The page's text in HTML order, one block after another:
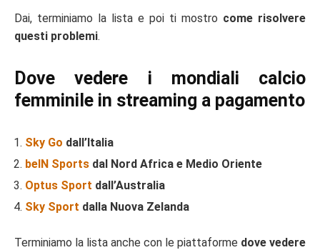
Dai, terminiamo la lista e poi ti mostro come risolvere
questi problemi.
Dove vedere i mondiali calcio
femminile in streaming a pagamento
Sky Go dall’Italia
beIN Sports dal Nord Africa e Medio Oriente
Optus Sport dall’Australia
Sky Sport dalla Nuova Zelanda
Terminiamo la lista anche con le piattaforme dove vedere